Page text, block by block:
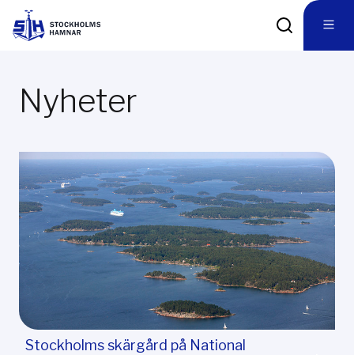
Nyheter
Stockholms skärgård på National